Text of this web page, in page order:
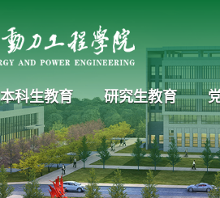
本科生教育 研究生教育